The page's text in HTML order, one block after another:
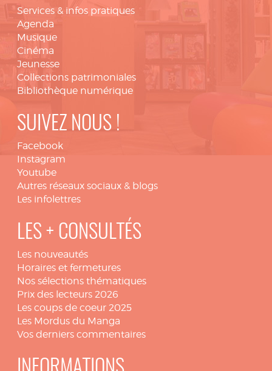
Services & infos pratiques
Agenda
Musique
Cinéma
Jeunesse
Collections patrimoniales
Bibliothèque numérique
SUIVEZ NOUS !
Facebook
Instagram
Youtube
Autres réseaux sociaux & blogs
Les infolettres
LES + CONSULTÉS
Les nouveautés
Horaires et fermetures
Nos sélections thématiques
Prix des lecteurs 2026
Les coups de coeur 2025
Les Mordus du Manga
Vos derniers commentaires